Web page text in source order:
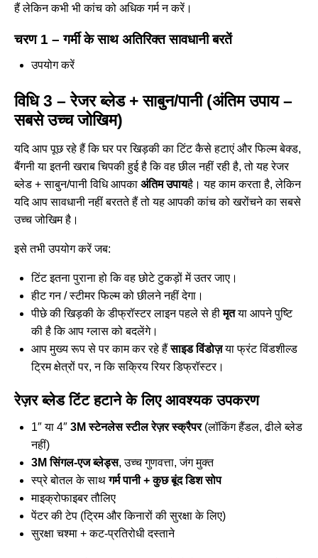
हैं लेकिन कभी भी कांच को अधिक गर्म न करें।
चरण 1 – गर्मी के साथ अतिरिक्त सावधानी बरतें
उपयोग करें
विधि 3 – रेजर ब्लेड + साबुन/पानी (अंतिम उपाय –
सबसे उच्च जोखिम)
यदि आप पूछ रहे हैं कि घर पर खिड़की का टिंट कैसे हटाएं और फिल्म बेक्ड,
बैंगनी या इतनी खराब चिपकी हुई है कि वह छील नहीं रही है, तो यह रेजर
ब्लेड + साबुन/पानी विधि आपका अंतिम उपायहै। यह काम करता है, लेकिन
यदि आप सावधानी नहीं बरतते हैं तो यह आपकी कांच को खरोंचने का सबसे
उच्च जोखिम है।
इसे तभी उपयोग करें जब:
टिंट इतना पुराना हो कि वह छोटे टुकड़ों में उतर जाए।
हीट गन / स्टीमर फिल्म को छीलने नहीं देगा।
पीछे की खिड़की के डीफ्रॉस्टर लाइन पहले से हीमृतया आपने पुष्टि
की है कि आप ग्लास को बदलेंगे।
आप मुख्य रूप से पर काम कर रहे हैंसाइड विंडोज़या फ्रंट विंडशील्ड
ट्रिम क्षेत्रों पर, न कि सक्रिय रियर डिफ्रॉस्टर।
रेज़र ब्लेड टिंट हटाने के लिए आवश्यक उपकरण
1″ या 4″ 3M स्टेनलेस स्टील रेज़र स्क्रैपर(लॉकिंग हैंडल, ढीले ब्लेड
नहीं)
3M सिंगल-एज ब्लेड्स, उच्च गुणवत्ता, जंग मुक्त
स्प्रे बोतल के साथगर्म पानी + कुछ बूंद डिश सोप
माइक्रोफाइबर तौलिए
पेंटर की टेप (ट्रिम और किनारों की सुरक्षा के लिए)
सुरक्षा चश्मा + कट-प्रतिरोधी दस्ताने